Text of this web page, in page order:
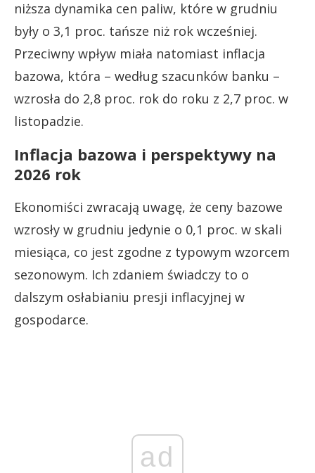
niższa dynamika cen paliw, które w grudniu
były o 3,1 proc. tańsze niż rok wcześniej.
Przeciwny wpływ miała natomiast inflacja
bazowa, która – według szacunków banku –
wzrosła do 2,8 proc. rok do roku z 2,7 proc. w
listopadzie.
Inflacja bazowa i perspektywy na
2026 rok
Ekonomiści zwracają uwagę, że ceny bazowe
wzrosły w grudniu jedynie o 0,1 proc. w skali
miesiąca, co jest zgodne z typowym wzorcem
sezonowym. Ich zdaniem świadczy to o
dalszym osłabianiu presji inflacyjnej w
gospodarce.
ad